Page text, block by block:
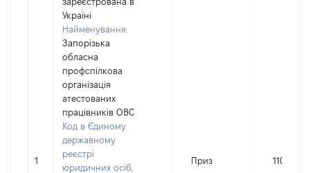
1
Україні
Найменування:
Запорізька
обласна
профспілкова
організація
атестованих
працівників ОВС
Код в Єдиному
державному
реєстрі
юридичних осіб,
Приз 110